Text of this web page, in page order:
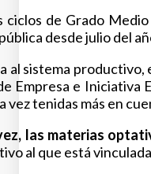
de Grado
desde julio del
al sistema productivo,
Empresa e Iniciativa
tenidas más en
las materias
al que está